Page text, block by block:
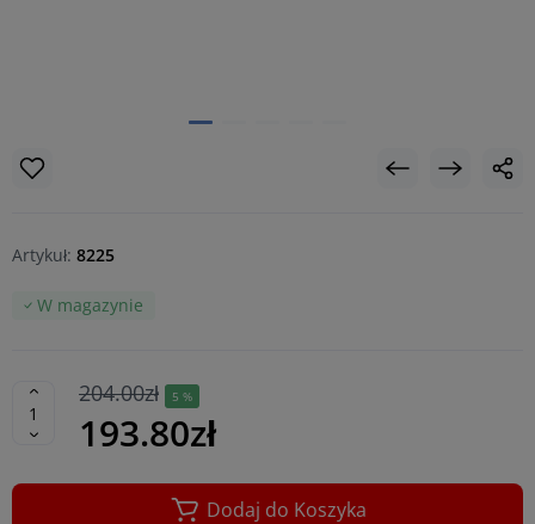
Artykuł: 8225
W magazynie
204.00zł 5 %
193.80zł
Dodaj do Koszyka